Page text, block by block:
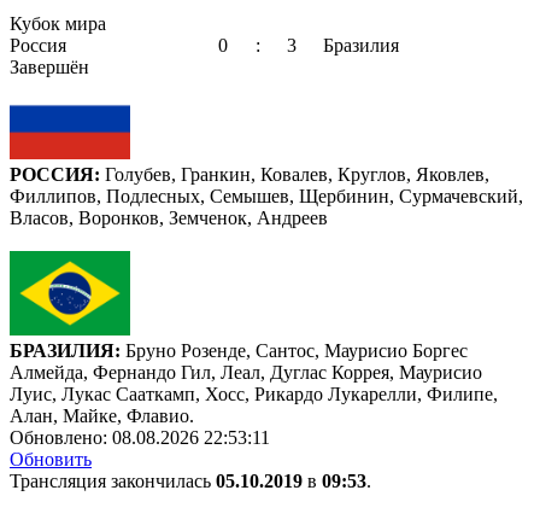
Кубок мира
Россия
0 : 3
Бразилия
Завершён
РОССИЯ: Голубев, Гранкин, Ковалев, Круглов, Яковлев,
Филлипов, Подлесных, Семышев, Щербинин, Сурмачевский,
Власов, Воронков, Земченок, Андреев
БРАЗИЛИЯ: Бруно Розенде, Сантос, Маурисио Боргес
Алмейда, Фернандо Гил, Леал, Дуглас Коррея, Маурисио
Луис, Лукас Сааткамп, Хосс, Рикардо Лукарелли, Филипе,
Алан, Майке, Флавио.
Обновлено: 08.08.2026 22:53:11
Обновить
Трансляция закончилась 05.10.2019 в 09:53.